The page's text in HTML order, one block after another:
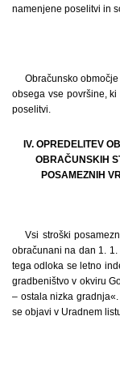
namenjene poselitvi in
Obračunsko
obsega vse površine,
poselitvi.
IV. OPREDELITEV
OBRAČUNSKIH
POSAMEZNIH
Vsi stroški
obračunani na dan 1.
tega odloka se letno
gradbeništvo v okviru
– ostala nizka
se objavi v Uradnem